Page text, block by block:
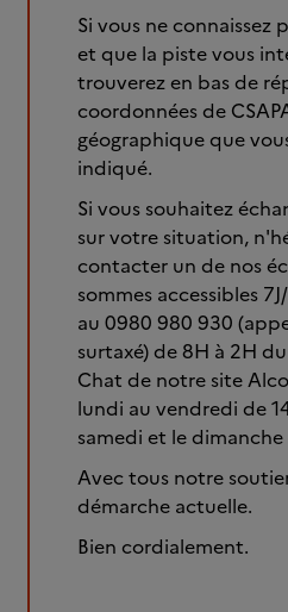
Si vous ne connaissez
et que la piste vous
trouverez en bas de
coordonnées de
géographique que
indiqué.
Si vous souhaitez
sur votre situation,
contacter un de nos
sommes accessibles
au 0980 980 930
surtaxé) de 8H à 2H
Chat de notre site
lundi au vendredi de
samedi et le dimanche
Avec tous notre
démarche actuelle.
Bien cordialement.